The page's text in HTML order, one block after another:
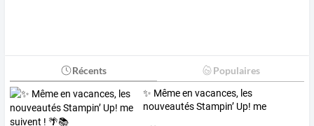
Récents Populaires
✨ Même en vacances, les
nouveautés Stampin’ Up! me